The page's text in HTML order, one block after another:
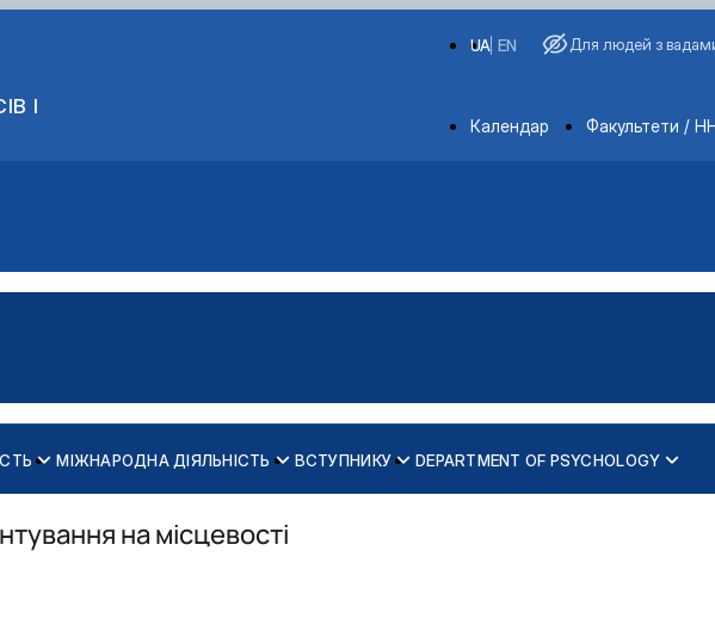
І
EN
UA Для людей з
Departments
Календар Факультети /
МІЖНАРОДНА ДІЯЛЬНІСТЬ
кафедри психології
ВСТУПНИКУ DEPARTMENT OF PSYCHOLOGY
на місцевості